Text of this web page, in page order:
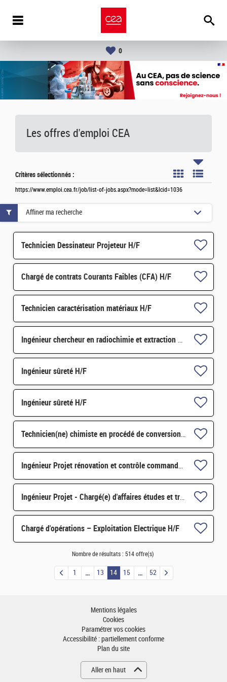
0
Les offres d'emploi CEA
Critères sélectionnés :
https://www.emploi.cea.fr/job/list-of-jobs.aspx?mode=list&lcid=1036
Technicien Dessinateur Projeteur H/F
Chargé de contrats Courants Faibles (CFA) H/F
Technicien caractérisation matériaux H/F
Ingénieur chercheur en radiochimie et extraction par solvant H/F
Ingénieur sûreté H/F
Ingénieur sûreté H/F
Technicien(ne) chimiste en procédé de conversion H/F
Ingénieur Projet rénovation et contrôle commande STEL H/F
Ingénieur Projet - Chargé(e) d'affaires études et travaux STEL H/F
Chargé d'opérations – Exploitation Electrique H/F
Affiner ma recherche
Nombre de résultats : 514 offre(s)
1 13 14 15 52
Mentions légales
Cookies
Paramétrer vos cookies
Accessibilité : partiellement conforme
Plan du site
Aller en haut